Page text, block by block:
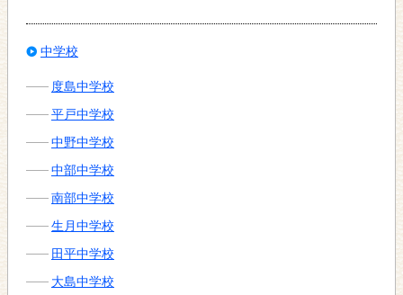
中学校
度島中学校
平戸中学校
中野中学校
中部中学校
南部中学校
生月中学校
田平中学校
大島中学校